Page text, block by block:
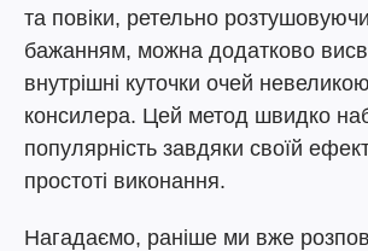
та повіки, ретельно
бажанням, можна додатково
внутрішні куточки очей невеликою
консилера. Цей метод швидко
популярність завдяки своїй
простоті виконання.
Нагадаємо, раніше ми вже